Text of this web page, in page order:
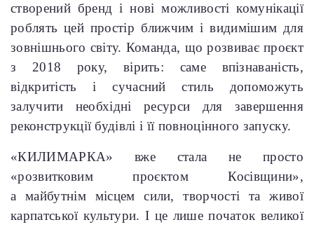
створений бренд і нові можливості комунікації
роблять цей простір ближчим і видимішим для
зовнішнього світу. Команда, що розвиває проєкт
з 2018 року, вірить: саме впізнаваність,
відкритість і сучасний стиль допоможуть
залучити необхідні ресурси для завершення
реконструкції будівлі і її повноцінного запуску.
«КИЛИМАРКА» вже стала не просто
«розвитковим проєктом Косівщини»,
а майбутнім місцем сили, творчості та живої
карпатської культури. І це лише початок великої